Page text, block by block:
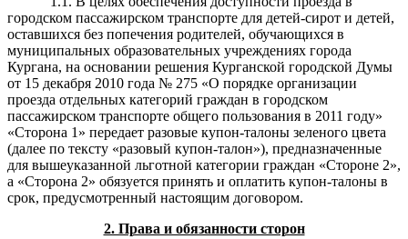
городском пассажирском транспорте для детей-сирот и детей,
оставшихся без попечения родителей, обучающихся в
муниципальных образовательных учреждениях города
Кургана, на основании решения Курганской городской Думы
от 15 декабря 2010 года № 275 «О порядке организации
проезда отдельных категорий граждан в городском
пассажирском транспорте общего пользования в 2011 году»
«Сторона 1» передает разовые купон-талоны зеленого цвета
(далее по тексту «разовый купон-талон»), предназначенные
для вышеуказанной льготной категории граждан «Стороне 2»,
а «Сторона 2» обязуется принять и оплатить купон-талоны в
срок, предусмотренный настоящим договором.
2. Права и обязанности сторон